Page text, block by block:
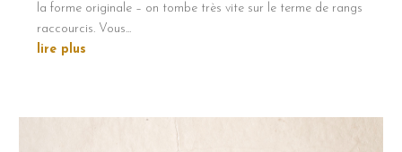
la forme originale – on tombe très vite sur le terme de rangs
raccourcis. Vous...
lire plus